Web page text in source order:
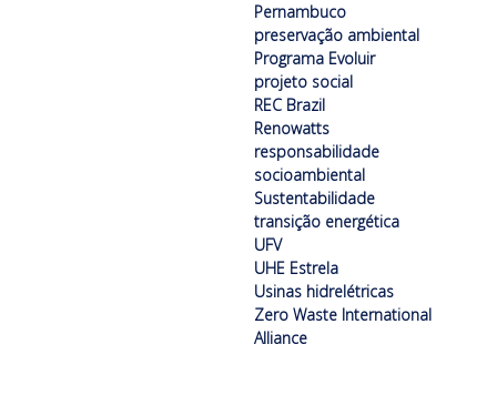
Pernambuco
preservação ambiental
Programa Evoluir
projeto social
REC Brazil
Renowatts
responsabilidade
socioambiental
Sustentabilidade
transição energética
UFV
UHE Estrela
Usinas hidrelétricas
Zero Waste International
Alliance